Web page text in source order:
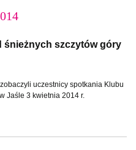
śnieżnych szczytów góry
uczestnicy spotkania Klubu
Jaśle 3 kwietnia 2014 r.